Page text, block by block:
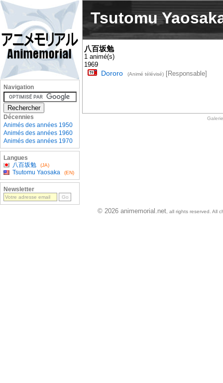
Tsutomu
八百坂勉
1 animé(s)
1969
Dororo (Animé télévisé)[Responsable]
Galerie
Navigation
Décennies
Animés des années 1950
Animés des années 1960
Animés des années 1970
Langues
八百坂勉
(JA)
Tsutomu Yaosaka (EN)
Newsletter
© 2026 animemorial.net , all rights reserved. All